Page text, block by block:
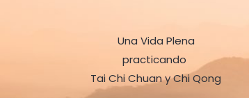
Una Vida Plena
practicando
Tai Chi Chuan y Chi Qong